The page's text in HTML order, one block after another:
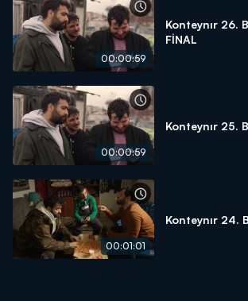
00:00:59
Konteynır 26.
FİNAL
00:00:59
Konteynır 25.
00:01:01
Konteynır 24.